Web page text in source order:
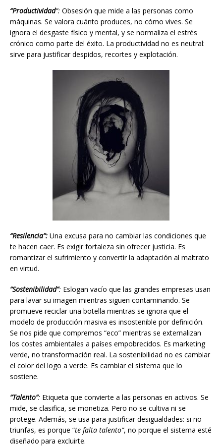
“Productividad”: Obsesión que mide a las personas como
máquinas. Se valora cuánto produces, no cómo vives. Se
ignora el desgaste físico y mental, y se normaliza el estrés
crónico como parte del éxito. La productividad no es neutral:
sirve para justificar despidos, recortes y explotación.
“Resilencia”: Una excusa para no cambiar las condiciones que
te hacen caer. Es exigir fortaleza sin ofrecer justicia. Es
romantizar el sufrimiento y convertir la adaptación al maltrato
en virtud.
“Sostenibilidad”: Eslogan vacío que las grandes empresas usan
para lavar su imagen mientras siguen contaminando. Se
promueve reciclar una botella mientras se ignora que el
modelo de producción masiva es insostenible por definición.
Se nos pide que compremos “eco” mientras se externalizan
los costes ambientales a países empobrecidos. Es marketing
verde, no transformación real. La sostenibilidad no es cambiar
el color del logo a verde. Es cambiar el sistema que lo
sostiene.
“Talento”: Etiqueta que convierte a las personas en activos. Se
mide, se clasifica, se monetiza. Pero no se cultiva ni se
protege. Además, se usa para justificar desigualdades: si no
triunfas, es porque “te falta talento”, no porque el sistema esté
diseñado para excluirte.